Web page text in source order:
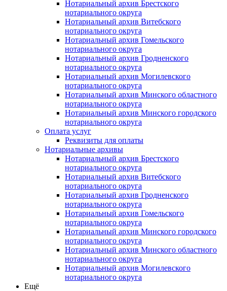
Нотариальный архив Брестского
нотариального округа
Нотариальный архив Витебского
нотариального округа
Нотариальный архив Гомельского
нотариального округа
Нотариальный архив Гродненского
нотариального округа
Нотариальный архив Могилевского
нотариального округа
Нотариальный архив Минского областного
нотариального округа
Нотариальный архив Минского городского
нотариального округа
Оплата услуг
Реквизиты для оплаты
Нотариальные архивы
Нотариальный архив Брестского
нотариального округа
Нотариальный архив Витебского
нотариального округа
Нотариальный архив Гродненского
нотариального округа
Нотариальный архив Гомельского
нотариального округа
Нотариальный архив Минского городского
нотариального округа
Нотариальный архив Минского областного
нотариального округа
Нотариальный архив Могилевского
нотариального округа
Ещё